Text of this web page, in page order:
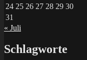
24 25 26 27 28 29 30
31
« Juli
Schlagworte